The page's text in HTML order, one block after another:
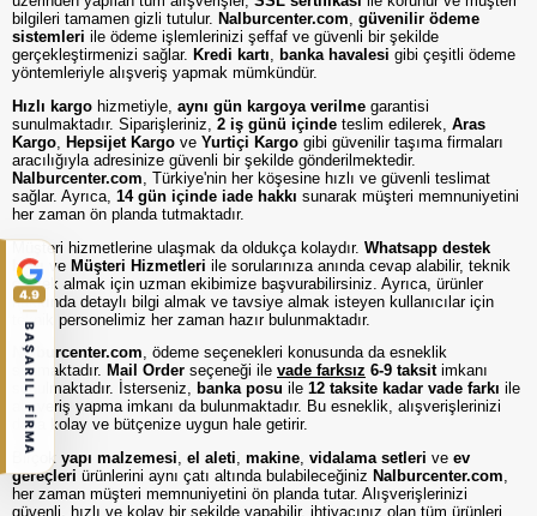
4.9
BAŞARILI FİRMA
bilgileri tamamen gizli tutulur. Nalburcenter.com, güvenilir ödeme
sistemleri ile ödeme işlemlerinizi şeffaf ve güvenli bir şekilde
gerçekleştirmenizi sağlar. Kredi kartı, banka havalesi gibi çeşitli ödeme
yöntemleriyle alışveriş yapmak mümkündür.
Hızlı kargo hizmetiyle, aynı gün kargoya verilme garantisi
sunulmaktadır. Siparişleriniz, 2 iş günü içinde teslim edilerek, Aras
Kargo
Hepsijet Kargo ve Yurtiçi Kargo gibi güvenilir taşıma firmaları
aracılığıyla adresinize güvenli bir şekilde gönderilmektedir.
Nalburcenter.com , Türkiye'nin her köşesine hızlı ve güvenli teslimat
sağlar. Ayrıca, 14 gün içinde iade hakkı sunarak müşteri memnuniyetini
her zaman ön planda tutmaktadır.
Müşteri hizmetlerine ulaşmak da oldukça kolaydır. Whatsapp destek
hattı ve Müşteri Hizmetleri ile sorularınıza anında cevap alabilir, teknik
destek almak için uzman ekibimize başvurabilirsiniz. Ayrıca, ürünler
hakkında detaylı bilgi almak ve tavsiye almak isteyen kullanıcılar için
teknik personelimiz her zaman hazır bulunmaktadır.
Nalburcenter.com, ödeme seçenekleri konusunda da esneklik
sunmaktadır. Mail Order seçeneği ile vade farksız 6-9 taksitimkanı
sunulmaktadır. İsterseniz, banka posu ile 12 taksite kadar vade farkı ile
alışveriş yapma imkanı da bulunmaktadır. Bu esneklik, alışverişlerinizi
daha kolay ve bütçenize uygun hale getirir.
Birçok yapı malzemesi, el aleti, makine, vidalama setleri ve ev
gereçleri ürünlerini aynı çatı altında bulabileceğiniz Nalburcenter.com,
her zaman müşteri memnuniyetini ön planda tutar. Alışverişlerinizi
güvenli, hızlı ve kolay bir şekilde yapabilir, ihtiyacınız olan tüm ürünleri